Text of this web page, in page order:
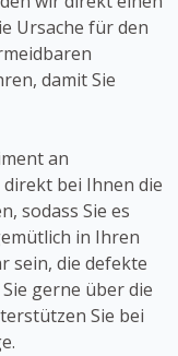
Ursache für den
damit Sie
an
bei Ihnen die
sodass Sie es
in Ihren
sein, die defekte
gerne über die
Sie bei